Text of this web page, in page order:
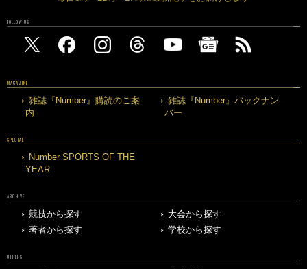
FOLLOW US
MAGAZINE
雑誌『Number』購読のご案
内
雑誌『Number』バックナン
バー
SPECIAL
Number SPORTS OF THE
YEAR
ARCHIVE
競技から探す
大会から探す
著者から探す
学校から探す
OTHERS